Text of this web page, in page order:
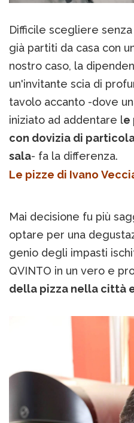
Difficile scegliere
già partiti da casa con
nostro caso, la
un'invitante scia di
tavolo accanto -dove
iniziato ad addentare le
con dovizia di
sala- fa la differenza.
Le pizze di Ivano
Mai decisione fu più
optare per una
genio degli impasti
QVINTO in un vero e
della pizza nella città